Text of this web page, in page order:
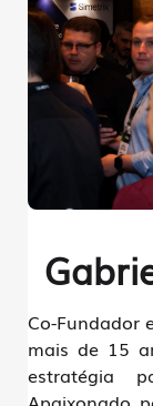
Co-Fundador
mais de 15
estratégia